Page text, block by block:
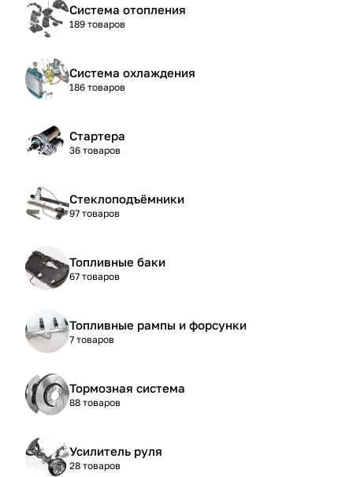
Система отопления
189 товаров
Система охлаждения
186 товаров
Стартера
36 товаров
Стеклоподъёмники
97 товаров
Топливные баки
67 товаров
Топливные рампы и форсунки
7 товаров
Тормозная система
88 товаров
Усилитель руля
28 товаров